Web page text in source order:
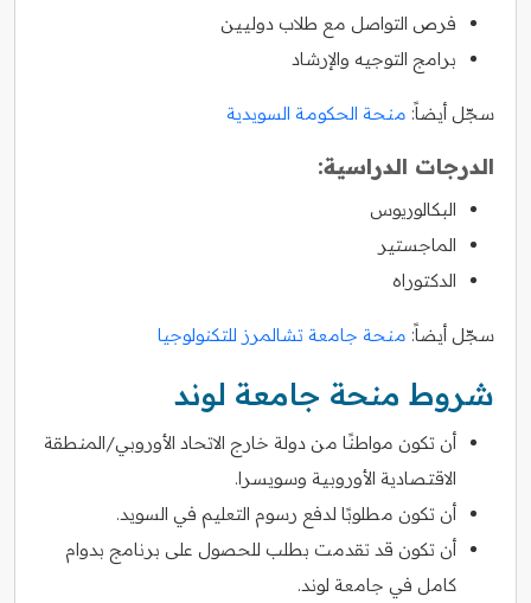
فرص التواصل مع طلاب دوليين
برامج التوجيه والإرشاد
سجّل أيضاً: منحة الحكومة السويدية
الدرجات الدراسية:
البكالوريوس
الماجستير
الدكتوراه
سجّل أيضاً: منحة جامعة تشالمرز للتكنولوجيا
شروط منحة جامعة لوند
أن تكون مواطنًا من دولة خارج الاتحاد الأوروبي/المنطقة
الاقتصادية الأوروبية وسويسرا.
أن تكون مطلوبًا لدفع رسوم التعليم في السويد.
أن تكون قد تقدمت بطلب للحصول على برنامج بدوام
كامل في جامعة لوند.